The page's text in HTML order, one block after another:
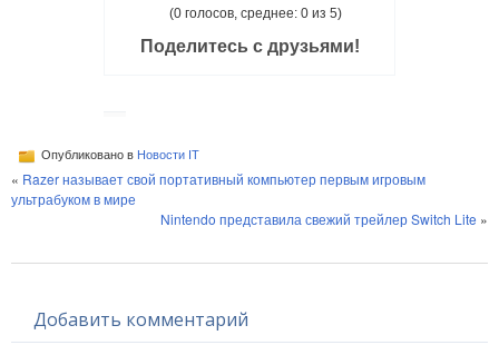
(0 голосов, среднее: 0 из 5)
Поделитесь с друзьями!
Опубликовано в Новости IT
« Razer называет свой портативный компьютер первым игровым
ультрабуком в мире
Nintendo представила свежий трейлер Switch Lite »
Добавить комментарий